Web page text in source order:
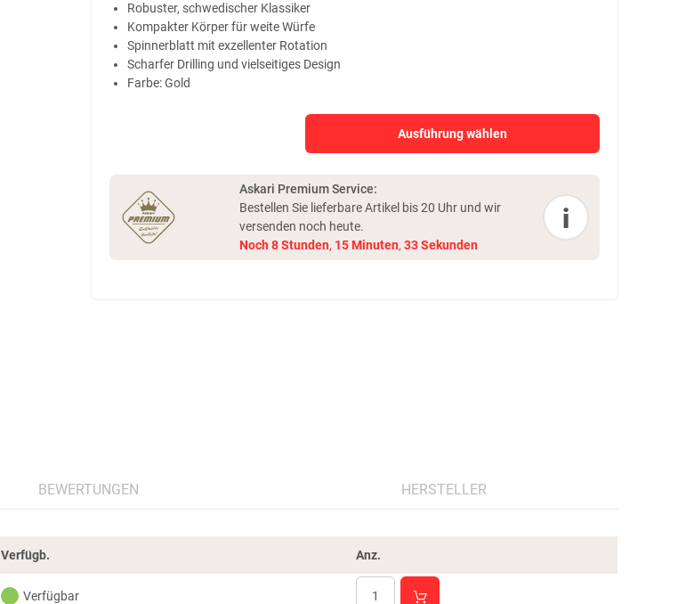
Robuster, schwedischer Klassiker
Kompakter Körper für weite Würfe
Spinnerblatt mit exzellenter Rotation
Scharfer Drilling und vielseitiges Design
Farbe: Gold
Ausführung wählen
Askari Premium Service:
Bestellen Sie lieferbare Artikel bis 20 Uhr und wir
versenden noch heute.
Noch 8Stunden, 15 Minuten, 33Sekunden
i
BEWERTUNGEN HERSTELLER
Verfügb. Anz.
Verfügbar